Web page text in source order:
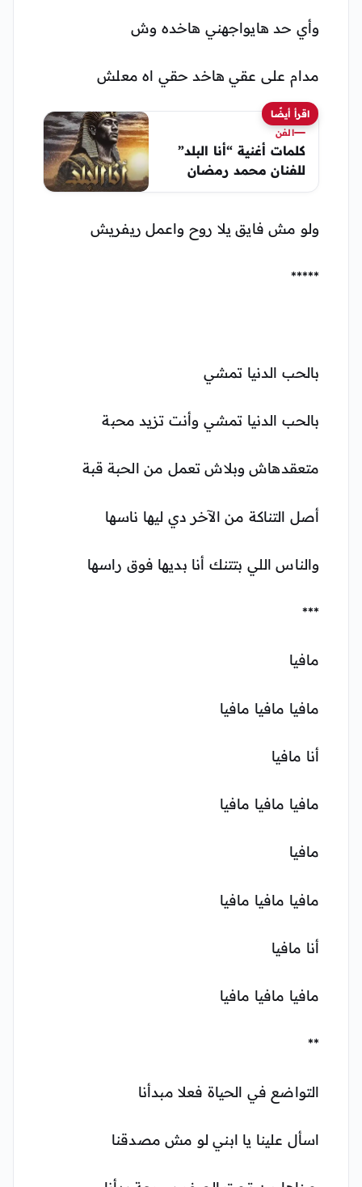
وأي حد هايواجهني هاخده وش
مدام على عقي هاخد حقي اه معلش
اقرأ أيضًا
الفن
كلمات أغنية “أنا البلد”
للفنان محمد رمضان
ولو مش فايق يلا روح واعمل ريفريش
*****
بالحب الدنيا تمشي
بالحب الدنيا تمشي وأنت تزيد محبة
متعقدهاش وبلاش تعمل من الحبة قبة
أصل التناكة من الآخر دي ليها ناسها
والناس اللي بتتنك أنا بديها فوق راسها
***
مافيا
مافيا مافيا مافيا
أنا مافيا
مافيا مافيا مافيا
مافيا
مافيا مافيا مافيا
أنا مافيا
مافيا مافيا مافيا
**
التواضع في الحياة فعلا مبدأنا
اسأل علينا يا ابني لو مش مصدقنا